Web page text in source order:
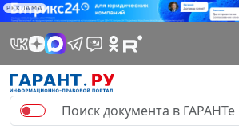
РЕКЛАМА